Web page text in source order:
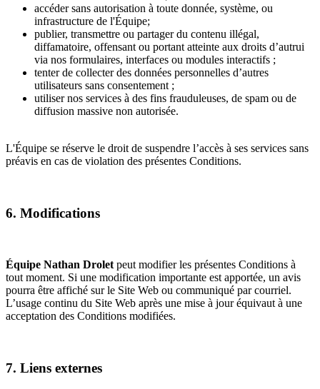
accéder sans autorisation à toute donnée, système, ou
infrastructure de l'Équipe;
publier, transmettre ou partager du contenu illégal,
diffamatoire, offensant ou portant atteinte aux droits d’autrui
via nos formulaires, interfaces ou modules interactifs ;
tenter de collecter des données personnelles d’autres
utilisateurs sans consentement ;
utiliser nos services à des fins frauduleuses, de spam ou de
diffusion massive non autorisée.
L'Équipe se réserve le droit de suspendre l’accès à ses services sans
préavis en cas de violation des présentes Conditions.
6. Modifications
Équipe Nathan Droletpeut modifier les présentes Conditions à
tout moment. Si une modification importante est apportée, un avis
pourra être affiché sur le Site Web ou communiqué par courriel.
L’usage continu du Site Web après une mise à jour équivaut à une
acceptation des Conditions modifiées.
7. Liens externes